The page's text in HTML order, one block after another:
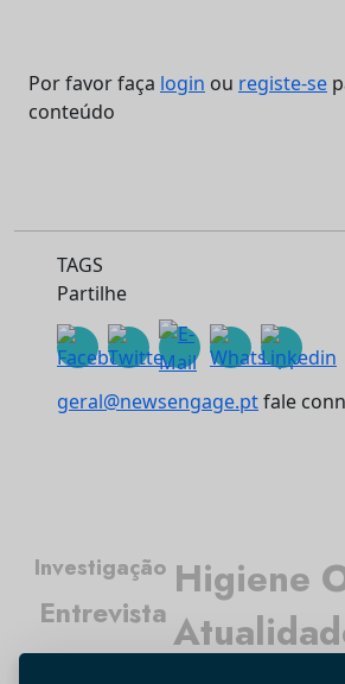
Por favor faça login ou registe-se
conteúdo
TAGS
Partilhe
geral@newsengage.ptfale
Higiene
Entrevista
Investigação